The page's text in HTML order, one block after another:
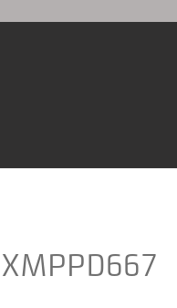
XMPPD667